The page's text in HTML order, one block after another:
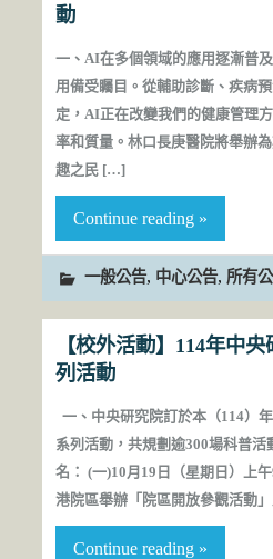
動
一、AI在多個領域的應用逐漸普
用備受矚目。從輔助診斷、疾病
定，AI正在改變我們的健康管理
率和質量。林口長庚醫院將舉辦
趣之民 […]
Continue reading »
一般公告, 中心公告, 所有
【校外活動】114年中
列活動
一、中央研究院訂於本（114）
系列活動，共規劃逾300場科普
名： (一)10月19日（星期日）上
港院區舉辦「院區開放參觀活動
Continue reading »